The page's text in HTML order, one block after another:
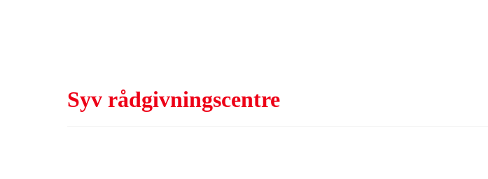
Syv rådgivningscentre